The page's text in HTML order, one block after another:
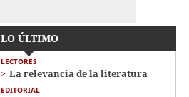
LO ÚLTIMO
LECTORES
La relevancia de la literatura
EDITORIAL